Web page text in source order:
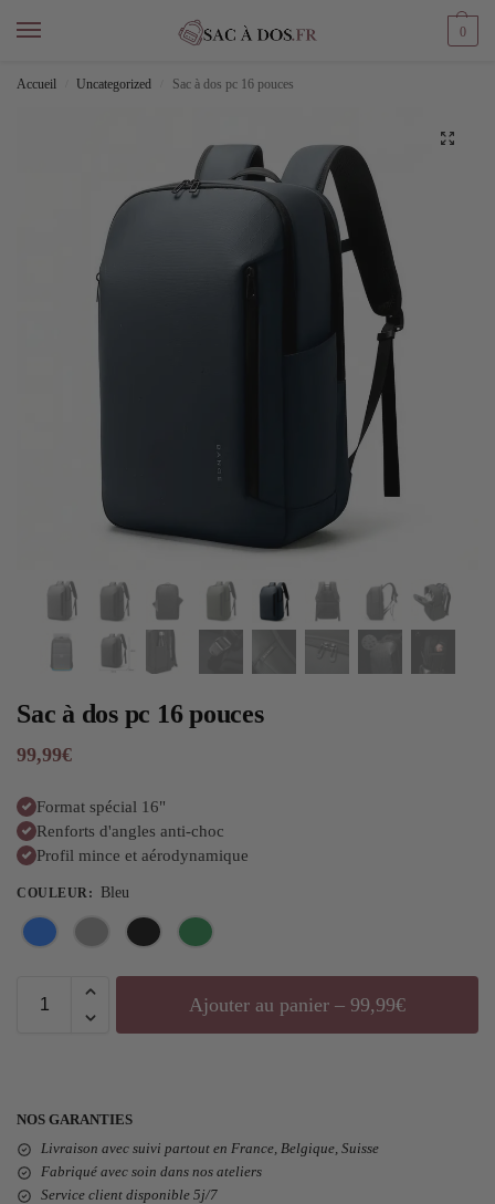
0
Accueil Uncategorized Sac à dos pc 16 pouces
Sac à dos pc 16 pouces
99,99€
Format spécial 16"
Renforts d'angles anti-choc
Profil mince et aérodynamique
COULEUR: Bleu
Ajouter au panier – 99,99€
NOS GARANTIES
Livraison avec suivi partout en France, Belgique, Suisse
Fabriqué avec soin dans nos ateliers
Service client disponible 5j/7